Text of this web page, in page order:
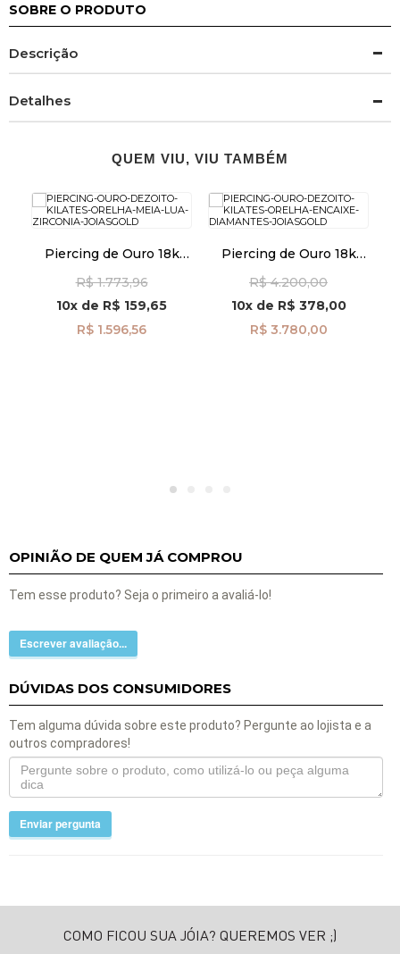
SOBRE O PRODUTO
Descrição
Detalhes
QUEM VIU, VIU TAMBÉM
Piercing de Ouro 18k
ac07635
R$ 1.773,96
10x de R$ 159,65
R$ 1.596,56
Piercing de Ouro 18k
Diamantes ac07696
R$ 4.200,00
10xde R$ 378,00
R$ 3.780,00
OPINIÃO DE QUEM JÁ COMPROU
Tem esse produto? Seja o primeiro a avaliá-lo!
Escrever avaliação...
DÚVIDAS DOS CONSUMIDORES
Tem alguma dúvida sobre este produto? Pergunte ao lojista e a
outros compradores!
Enviar pergunta
COMO FICOU SUA JÓIA? QUEREMOS VER ;)